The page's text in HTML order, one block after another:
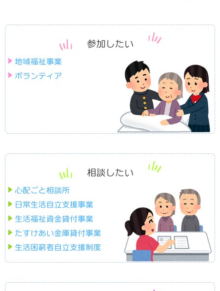
冬期福祉アパートの運営
冬期除雪費等の支払い
新一年生お祝い事業
赤ちゃん誕生お祝い券支給事業
いきいきサロン事業
不登校・ひきこもり家族の会
歳末慰問事業
津南町社会福祉大会
参加したい
地域福祉事業
ボランティア
相談したい
心配ごと相談所
日常生活自立支援事業
生活福祉資金貸付事業
たすけあい金庫貸付事業
生活困窮者自立支援制度